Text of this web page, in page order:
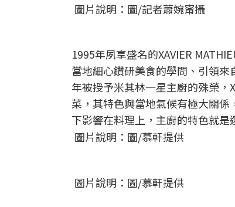
圖片說明：圖/記者蕭婉甯攝
1995年夙享盛名的XAVIER
當地細心鑽研美食的學問、引領來
年被授予米其林一星主廚的殊榮，
菜，其特色與當地氣候有極大關
下影響在料理上，主廚的特色就
圖片說明：圖/慕軒提供
圖片說明：圖/慕軒提供